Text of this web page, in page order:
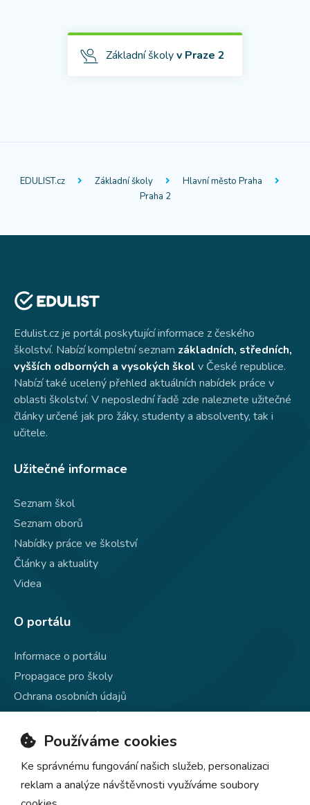
Základní školyv Praze 2
EDULIST.cz Základní školy
Hlavní město Praha
Praha 2
Edulist.cz je portál poskytující informace z českého
školství. Nabízí kompletní seznam základních, středních,
vyšších odborných a vysokých škol v České republice.
Nabízí také ucelený přehled aktuálních nabídek práce v
oblasti školství. V neposlední řadě zde naleznete užitečné
články určené jak pro žáky, studenty a absolventy, tak i
učitele.
Užitečné informace
Seznam škol
Seznam oborů
Nabídky práce ve školství
Články a aktuality
Videa
O portálu
Informace o portálu
Propagace pro školy
Ochrana osobních údajů
Používání souborů cookie
KontaktyPoužíváme cookies
Ke správnému fungování našich služeb, personalizaci
reklam a analýze návštěvnosti využíváme soubory